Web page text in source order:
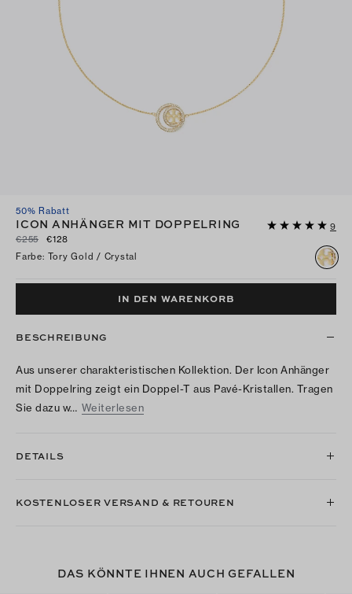
50% Rabatt
ICON ANHÄNGER MIT DOPPELRING
9
€255
€128
Farbe: Tory Gold / Crystal
IN DEN WARENKORB
BESCHREIBUNG
Aus unserer charakteristischen Kollektion. Der Icon Anhänger
mit Doppelring zeigt ein Doppel-T aus Pavé-Kristallen. Tragen
Sie dazu w… Weiterlesen
DETAILS
KOSTENLOSER VERSAND & RETOUREN
DAS KÖNNTE IHNEN AUCH GEFALLEN